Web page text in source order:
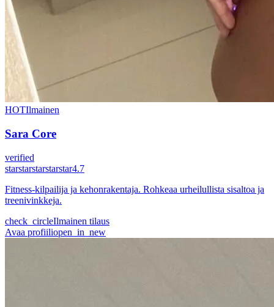
HOTIlmainen
Sara Core
verified
starstarstarstarstar4.7
Fitness-kilpailija ja kehonrakentaja. Rohkeaa urheilullista sisaltoa ja
treenivinkkeja.
check_circleIlmainen tilaus
Avaa profiiliopen_in_new